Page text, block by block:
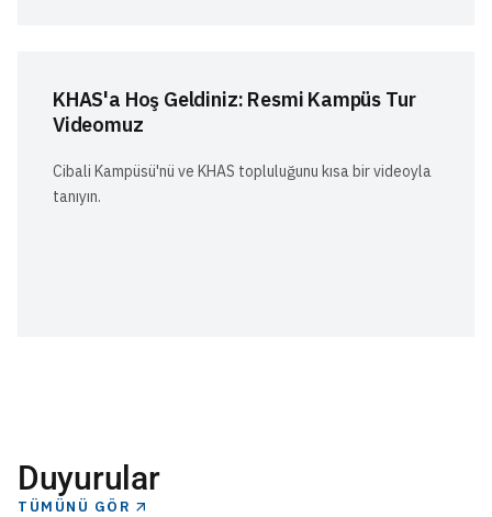
KHAS'a Hoş Geldiniz: Resmi Kampüs Tur
Videomuz
Cibali Kampüsü'nü ve KHAS topluluğunu kısa bir videoyla
tanıyın.
Duyurular
TÜMÜNÜ GÖR